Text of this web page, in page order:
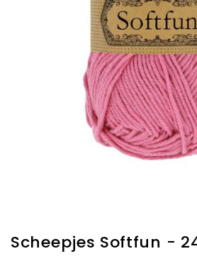
Scheepjes Softfun -